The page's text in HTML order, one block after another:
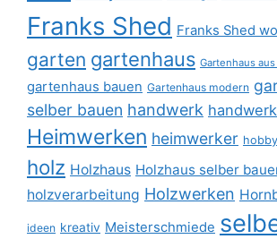
Franks Shed Franks Shed
garten gartenhaus Gartenhaus
gartenhaus bauen Gartenhaus modern
selber bauen handwerk
Heimwerken heimwerker hobby
holz Holzhaus Holzhaus selber
holzverarbeitung Holzwerken
ideen kreativ Meisterschmiede